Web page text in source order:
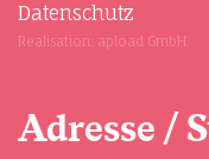
Datenschutz
Realisation: apload GmbH
Adresse /